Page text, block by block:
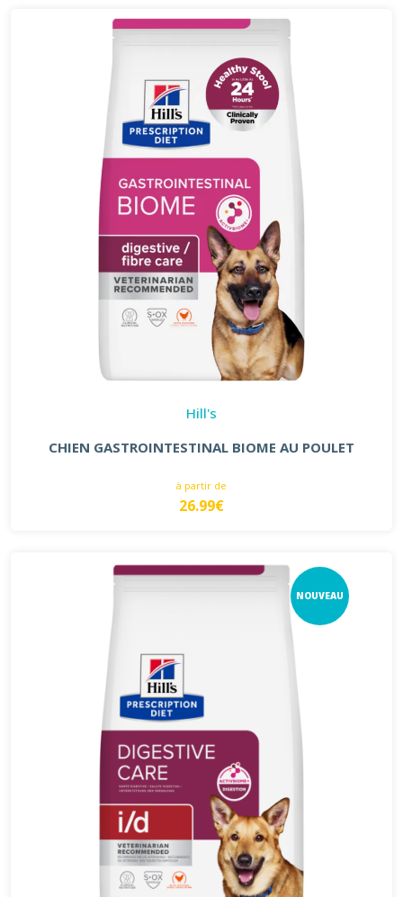
Hill's
CHIEN GASTROINTESTINAL BIOME AU POULET
à partir de
26.99€
NOUVEAU